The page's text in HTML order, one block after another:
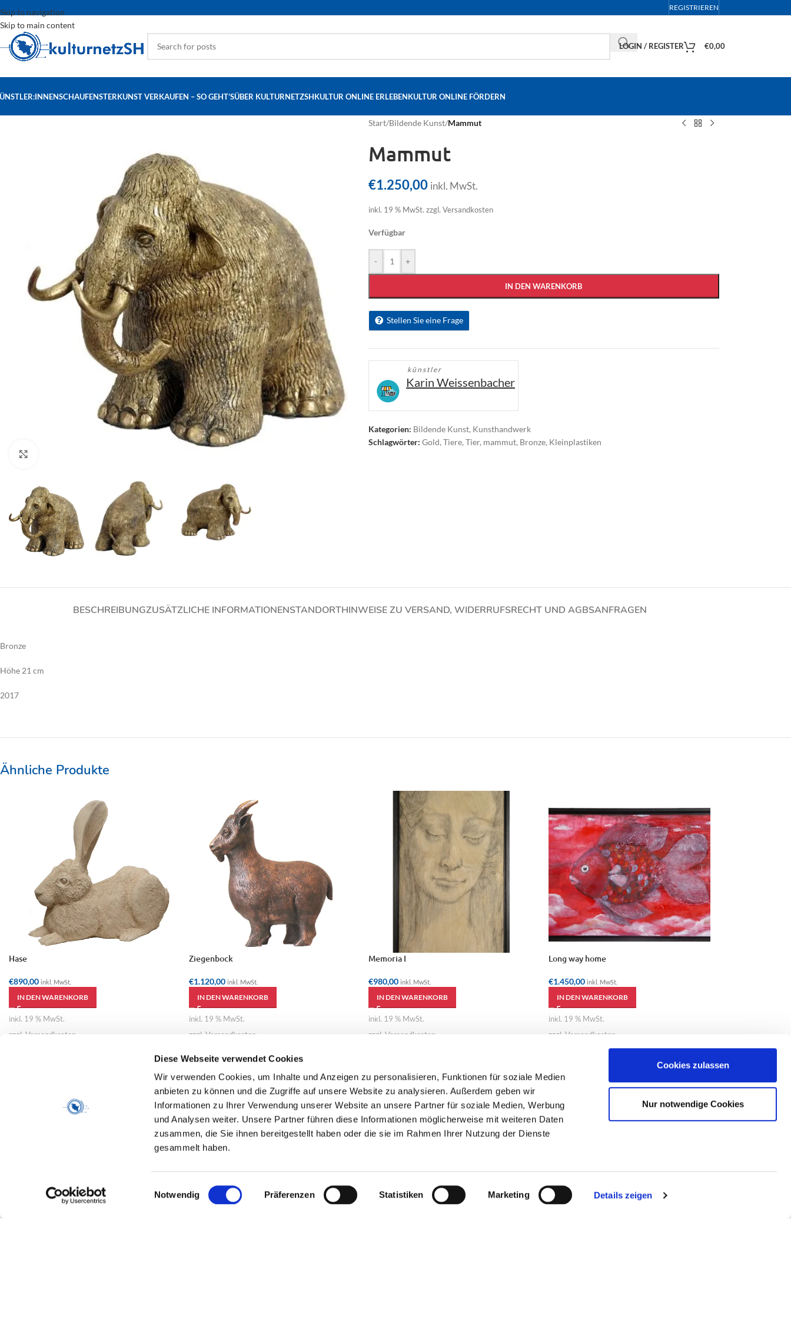
Diese Webseite verwendet Cookies
Wir verwenden Cookies, um Inhalte und Anzeigen zu personalisieren, Funktionen für soziale Medien
anbieten zu können und die Zugriffe auf unsere Website zu analysieren. Außerdem geben wir
Informationen zu Ihrer Verwendung unserer Website an unsere Partner für soziale Medien, Werbung
und Analysen weiter. Unsere Partner führen diese Informationen möglicherweise mit weiteren Daten
zusammen, die Sie ihnen bereitgestellt haben oder die sie im Rahmen Ihrer Nutzung der Dienste
gesammelt haben.
Einwilligungsauswahl
Notwendig Präferenzen Statistiken Marketing Details zeigen
Cookies zulassen
Nur notwendige Cookies
Skip to navigation
Skip to main content
REGISTRIEREN
LOGIN / REGISTER €0,00
SCHAUFENSTERKUNST VERKAUFEN – SO GEHT’SÜBER KULTURNETZSHKULTUR ONLINE ERLEBENKULTUR ONLINE FÖRDERN
Start/Bildende Kunst/Mammut
Mammut
€1.250,00 inkl. MwSt.
inkl. 19 % MwSt. zzgl. Versandkosten
Verfügbar
- +
IN DEN WARENKORB
Stellen Sie eine Frage
künstler
Karin Weissenbacher
Kategorien: Bildende Kunst, Kunsthandwerk
Schlagwörter: Gold, Tiere, Tier, mammut, Bronze, Kleinplastiken
BESCHREIBUNGZUSÄTZLICHE INFORMATIONENSTANDORTHINWEISE ZU VERSAND, WIDERRUFSRECHT UND AGBSANFRAGEN
Bronze
Höhe 21 cm
2017
Ähnliche Produkte
Hase
€890,00 inkl. MwSt.
IN DEN WARENKORB
inkl. 19 % MwSt.
zzgl. Versandkosten
Ziegenbock
€1.120,00 inkl. MwSt.
IN DEN WARENKORB
inkl. 19 % MwSt.
zzgl. Versandkosten
Künstler: Karin Weissenbacher
Memoria I
€980,00 inkl. MwSt.
IN DEN WARENKORB
inkl. 19 % MwSt.
zzgl. Versandkosten
Long way home
€1.450,00 inkl. MwSt.
IN DEN WARENKORB
inkl. 19 % MwSt.
zzgl. Versandkosten
Karin Weissenbacher
EIN PROJEKT VON
GEFÖRDERT VON